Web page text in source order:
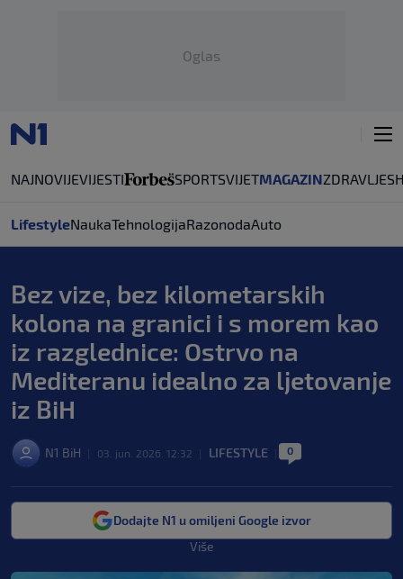
Oglas
NAJNOVIJEVIJESTI SPORTSVIJETMAGAZINZDRAVLJE
LifestyleNaukaTehnologijaRazonodaAuto
Bez vize, bez kilometarskih
kolona na granici i s morem kao
iz razglednice: Ostrvo na
Mediteranu idealno za ljetovanje
iz BiH
N1 BiH 03. jun. 2026. 12:32 LIFESTYLE 0
Dodajte N1 u omiljeni Google izvor
Više